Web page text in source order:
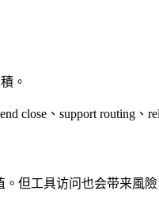
。
close、support
但工具访问也会带来風險